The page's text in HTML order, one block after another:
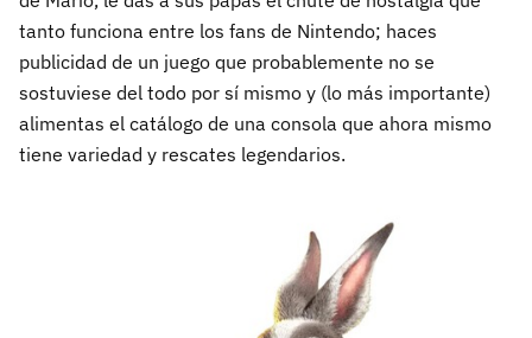
tanto funciona entre los fans de Nintendo; haces
publicidad de un juego que probablemente no se
sostuviese del todo por sí mismo y (lo más importante)
alimentas el catálogo de una consola que ahora mismo
tiene variedad y rescates legendarios.